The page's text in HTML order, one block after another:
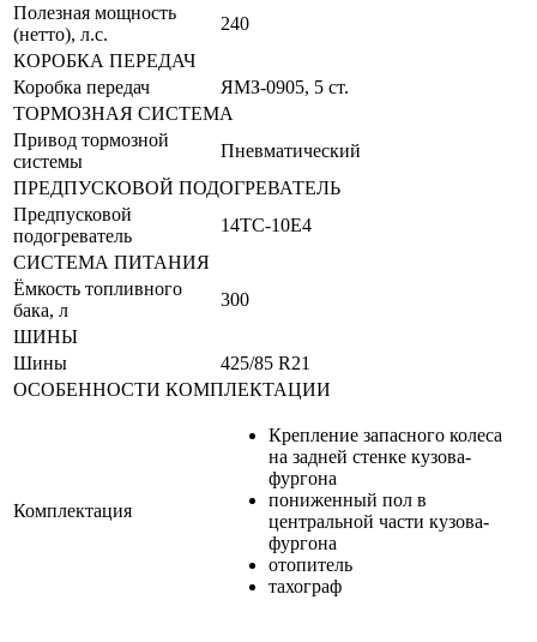
Полезная мощность
(нетто), л.с.
240
КОРОБКА ПЕРЕДАЧ
Коробка передач
ЯМЗ-0905, 5 ст.
ТОРМОЗНАЯ СИСТЕМА
Привод тормозной
системы
Пневматический
ПРЕДПУСКОВОЙ ПОДОГРЕВАТЕЛЬ
Предпусковой
подогреватель
14ТС-10Е4
СИСТЕМА ПИТАНИЯ
Ёмкость топливного
бака, л
300
ШИНЫ
Шины
425/85 R21
ОСОБЕННОСТИ КОМПЛЕКТАЦИИ
Комплектация
Крепление запасного колеса
на задней стенке кузова-
фургона
пониженный пол в
центральной части кузова-
фургона
отопитель
тахограф